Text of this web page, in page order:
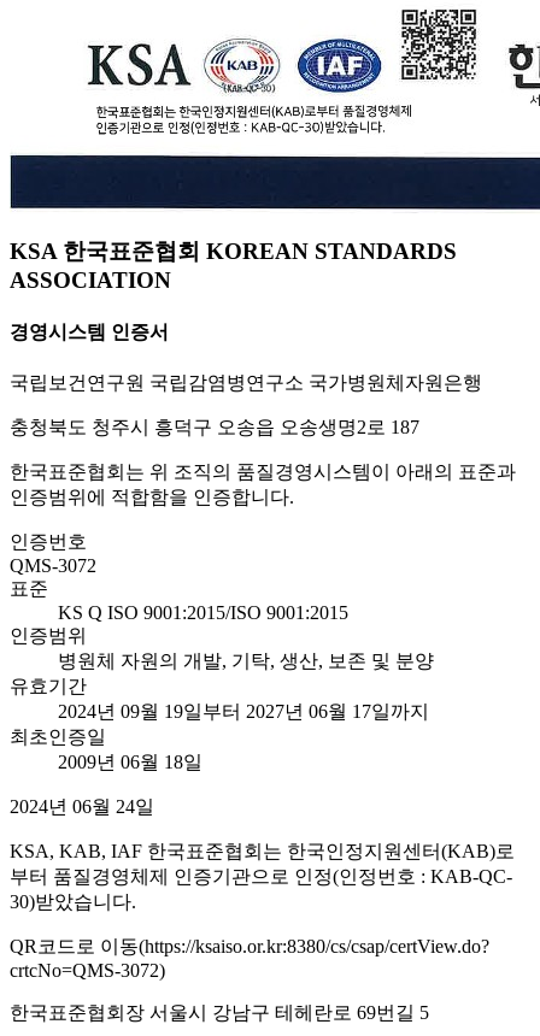
KSA 한국표준협회 KOREAN STANDARDS
ASSOCIATION
경영시스템 인증서
국립보건연구원 국립감염병연구소 국가병원체자원은행
충청북도 청주시 흥덕구 오송읍 오송생명2로 187
한국표준협회는 위 조직의 품질경영시스템이 아래의 표준과
인증범위에 적합함을 인증합니다.
인증번호
QMS-3072
표준
KS Q ISO 9001:2015/ISO 9001:2015
인증범위
병원체 자원의 개발, 기탁, 생산, 보존 및 분양
유효기간
2024년 09월 19일부터 2027년 06월 17일까지
최초인증일
2009년 06월 18일
2024년 06월 24일
KSA, KAB, IAF 한국표준협회는 한국인정지원센터(KAB)로
부터 품질경영체제 인증기관으로 인정(인정번호 : KAB-QC-
30)받았습니다.
QR코드로 이동(https://ksaiso.or.kr:8380/cs/csap/certView.do?
crtcNo=QMS-3072)
한국표준협회장 서울시 강남구 테헤란로 69번길 5